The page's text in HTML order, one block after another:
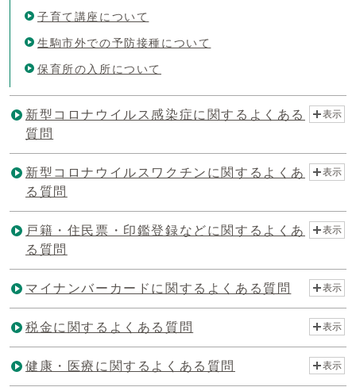
子育て講座について
生駒市外での予防接種について
保育所の入所について
新型コロナウイルス感染症に関するよくある
質問
表示
新型コロナウイルスワクチンに関するよくあ
る質問
表示
戸籍・住民票・印鑑登録などに関するよくあ
る質問
表示
マイナンバーカードに関するよくある質問 表示
税金に関するよくある質問 表示
健康・医療に関するよくある質問 表示